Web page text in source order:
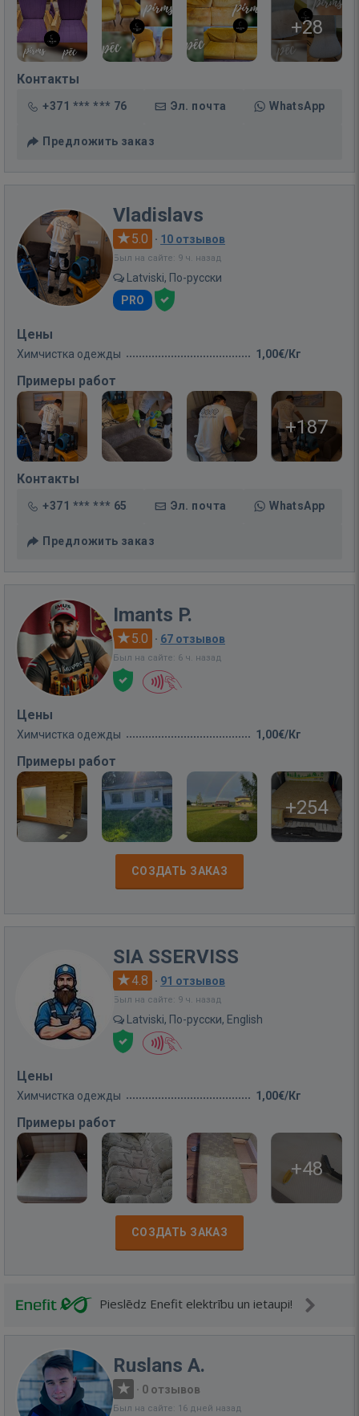
+28
Контакты
+371 *** *** 76 Эл. почта WhatsApp
Предложить заказ
Vladislavs
5.0 · 10 отзывов
Был на сайте: 9 ч. назад
Latviski, По-русски
PRO
Цены
Химчистка одежды 1,00€/Кг
Примеры работ
+187
Контакты
+371 *** *** 65 Эл. почта WhatsApp
Предложить заказ
Imants P.
5.0 · 67 отзывов
Был на сайте: 6 ч. назад
Цены
Химчистка одежды 1,00€/Кг
Примеры работ
+254
СОЗДАТЬ ЗАКАЗ
SIA SSERVISS
4.8 · 91 отзывов
Был на сайте: 9 ч. назад
Latviski, По-русски, English
Цены
Химчистка одежды 1,00€/Кг
Примеры работ
+48
СОЗДАТЬ ЗАКАЗ
Pieslēdz Enefit elektrību un ietaupi!
Ruslans A.
· 0 отзывов
Был на сайте: 16 дней назад